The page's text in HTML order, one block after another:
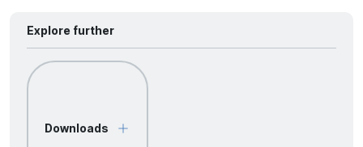
Explore further
Downloads